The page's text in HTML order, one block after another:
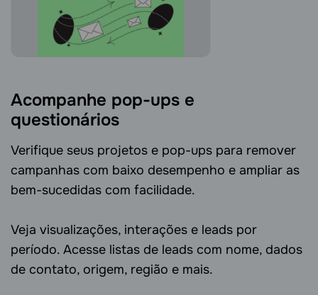
Acompanhe pop-ups e
questionários
Verifique seus projetos e pop-ups para remover
campanhas com baixo desempenho e ampliar as
bem-sucedidas com facilidade.
Veja visualizações, interações e leads por
período. Acesse listas de leads com nome, dados
de contato, origem, região e mais.